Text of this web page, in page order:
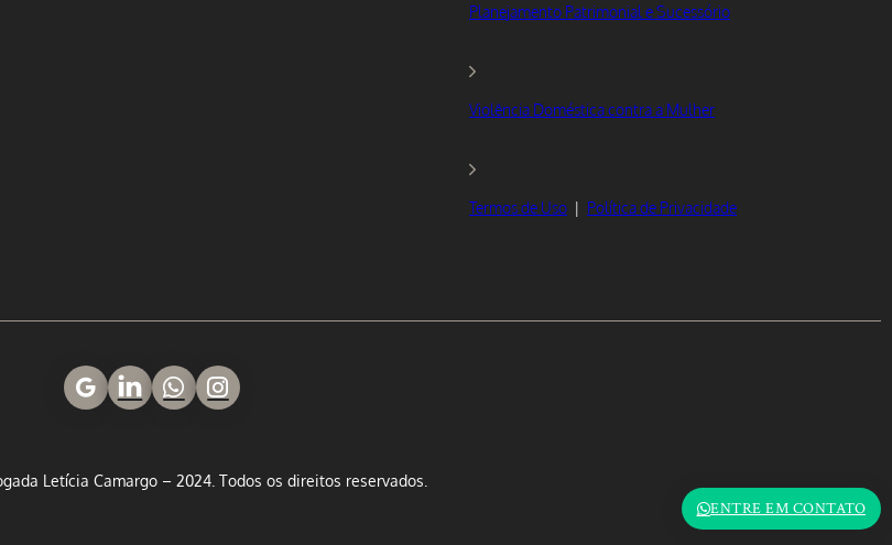
Planejamento Patrimonial e Sucessório
Violência Doméstica contra a Mulher
Termos de Uso | Política de Privacidade
Letícia Camargo – 2024. Todos os direitos reservados.
ENTRE EM CONTATO